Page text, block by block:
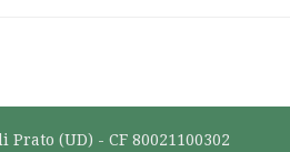
(UD) - CF 80021100302